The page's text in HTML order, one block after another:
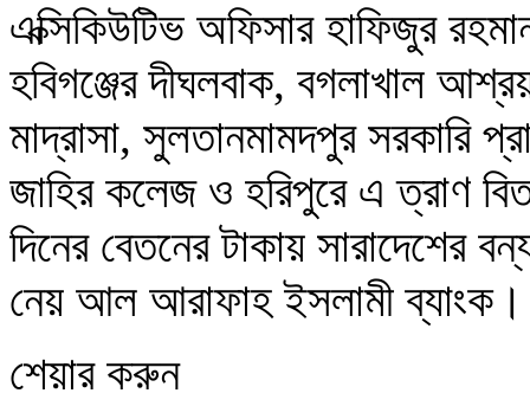
এক্সিকিউটিভ অফিসার হাফিজুর
হবিগঞ্জের দীঘলবাক, বগলাখাল
মাদ্রাসা, সুলতানমামদপুর সরকারি
জাহির কলেজ ও হরিপুরে এ ত্রাণ
দিনের বেতনের টাকায় সারাদেশের
নেয় আল আরাফাহ ইসলামী ব্যাংক।
শেয়ার করুন